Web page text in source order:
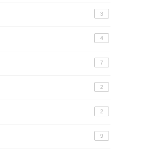
3
4
7
2
2
9